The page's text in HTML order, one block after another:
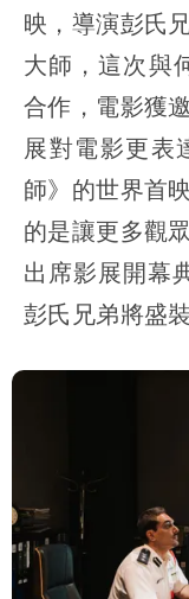
映，導演彭氏
大師，這次與
合作，電影獲
展對電影更表
師》的世界首
的是讓更多觀
出席影展開幕
彭氏兄弟將盛裝